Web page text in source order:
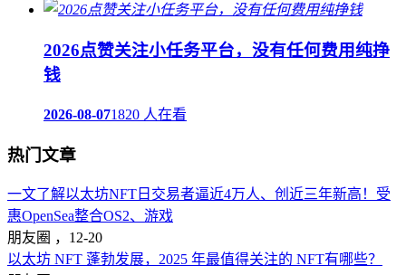
2026点赞关注小任务平台，没有任何费用纯挣
钱
2026-08-071820 人在看
热门文章
一文了解以太坊NFT日交易者逼近4万人、创近三年新高！受
惠OpenSea整合OS2、游戏
朋友圈 ， 12-20
以太坊 NFT 蓬勃发展，2025 年最值得关注的 NFT有哪些？